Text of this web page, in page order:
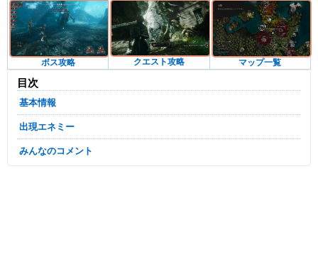
ボス攻略 クエスト攻略 マップ一覧
目次
基本情報
出現エネミー
みんなのコメント